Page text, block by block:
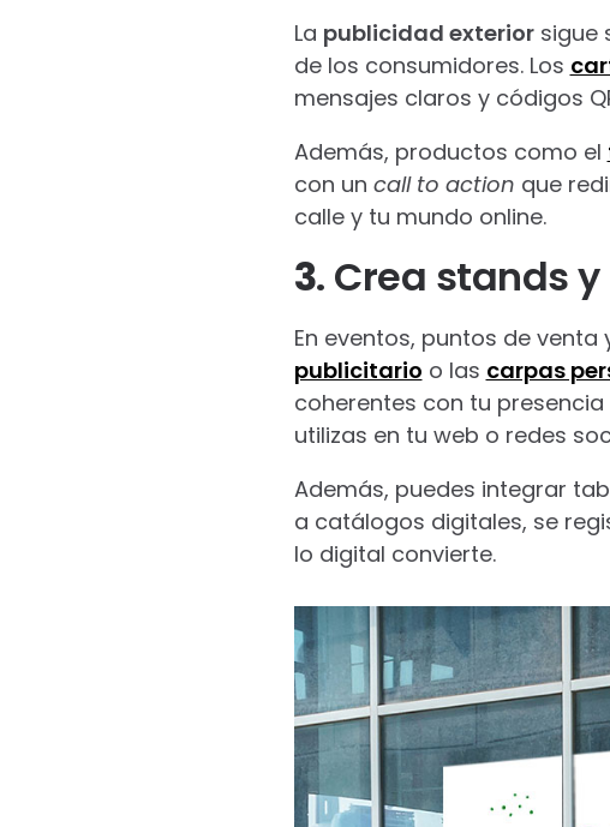
La publicidad exteriorsigue
de los consumidores. Los
mensajes claros y códigos
Además, productos como el
con un call to action que
calle y tu mundo online.
3. Crea stands
En eventos, puntos de
publicitario o las carpas
coherentes con tu
utilizas en tu web o redes
Además, puedes integrar
a catálogos digitales, se
lo digital convierte.